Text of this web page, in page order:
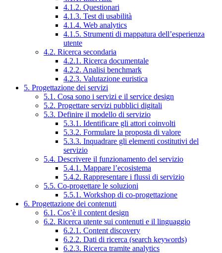
4.1.2. Questionari
4.1.3. Test di usabilità
4.1.4. Web analytics
4.1.5. Strumenti di mappatura dell’esperienza
utente
4.2. Ricerca secondaria
4.2.1. Ricerca documentale
4.2.2. Analisi benchmark
4.2.3. Valutazione euristica
5. Progettazione dei servizi
5.1. Cosa sono i servizi e il service design
5.2. Progettare servizi pubblici digitali
5.3. Definire il modello di servizio
5.3.1. Identificare gli attori coinvolti
5.3.2. Formulare la proposta di valore
5.3.3. Inquadrare gli elementi costitutivi del
servizio
5.4. Descrivere il funzionamento del servizio
5.4.1. Mappare l’ecosistema
5.4.2. Rappresentare i flussi di servizio
5.5. Co-progettare le soluzioni
5.5.1. Workshop di co-progettazione
6. Progettazione dei contenuti
6.1. Cos’è il content design
6.2. Ricerca utente sui contenuti e il linguaggio
6.2.1. Content discovery
6.2.2. Dati di ricerca (search keywords)
6.2.3. Ricerca tramite analytics